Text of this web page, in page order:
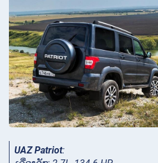
UAZ Patriot: